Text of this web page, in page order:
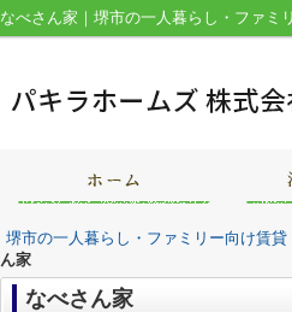
なべさん家｜堺市の一人暮らし・ファ
堺市の一人暮らし・ファミリー向け賃
ん家
なべさん家